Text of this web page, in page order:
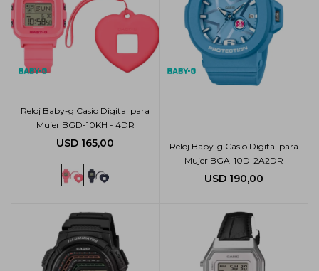
Reloj Baby-g Casio Digital para
Mujer BGD-10KH - 4DR
USD 165,00
Reloj Baby-g Casio Digital para
Mujer BGA-10D-2A2DR
USD 190,00